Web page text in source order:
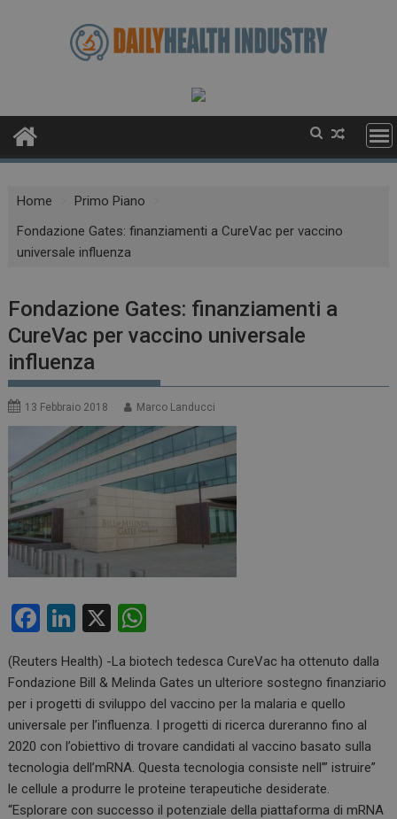
Home
Primo Piano
Fondazione Gates: finanziamenti a CureVac per vaccino
universale influenza
Fondazione Gates: finanziamenti a
CureVac per vaccino universale
influenza
13 Febbraio 2018 Marco Landucci
F
ce
b
o
o
k
Li
ke
dI
n
X
at
s
A
p
p
(Reuters Health) -La biotech tedesca CureVac ha ottenuto dalla
Fondazione Bill & Melinda Gates un ulteriore sostegno finanziario
per i progetti di sviluppo del vaccino per la malaria e quello
universale per l’influenza. I progetti di ricerca dureranno fino al
2020 con l’obiettivo di trovare candidati al vaccino basato sulla
tecnologia dell’mRNA. Questa tecnologia consiste nell’” istruire”
le cellule a produrre le proteine ​terapeutiche desiderate.
“Esplorare con successo il potenziale della piattaforma di mRNA